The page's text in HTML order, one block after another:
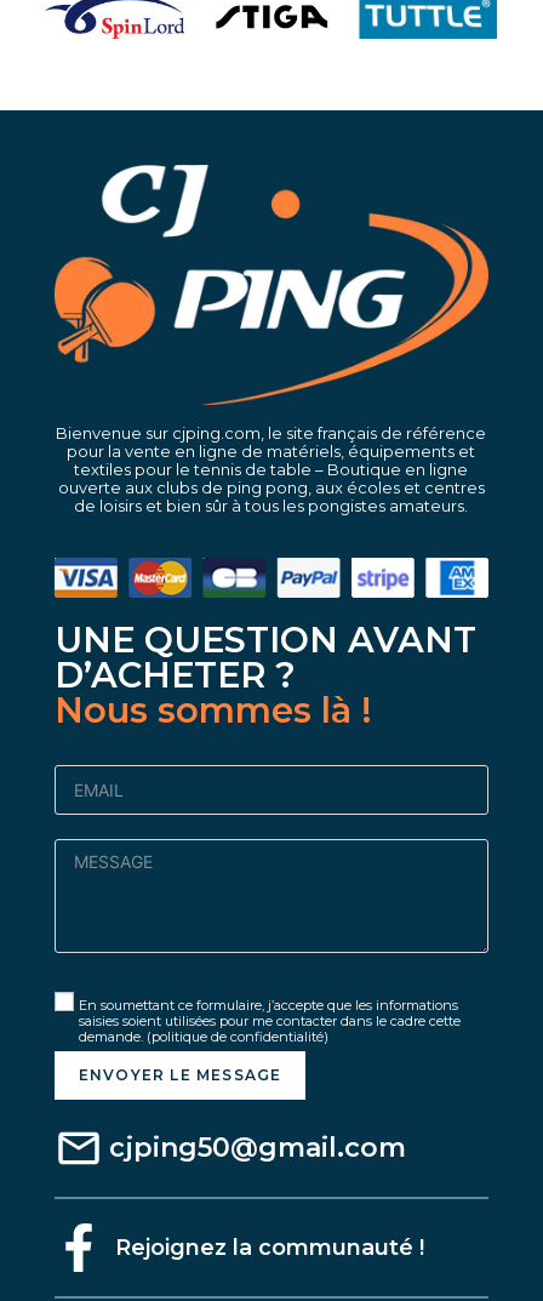
Bienvenue sur cjping.com, le site français de référence
pour la vente en ligne de matériels, équipements et
textiles pour le tennis de table – Boutique en ligne
ouverte aux clubs de ping pong, aux écoles et centres
de loisirs et bien sûr à tous les pongistes amateurs.
UNE QUESTION AVANT
D’ACHETER ?
Nous sommes là !
En soumettant ce formulaire, j’accepte que les informations
saisies soient utilisées pour me contacter dans le cadre cette
demande. (politique de confidentialité)
ENVOYER LE MESSAGE
cjping50@gmail.com
Rejoignez la communauté !